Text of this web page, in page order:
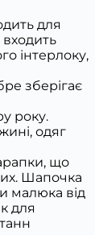
для
інтерлоку,
зберігає
року.
одяг
що
Шапочка
малюка від
для